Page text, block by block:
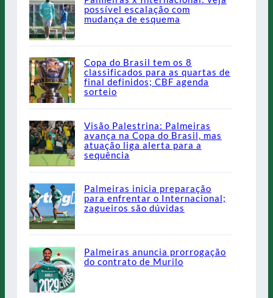
possível escalação com
mudança de esquema
Copa do Brasil tem os 8
classificados para as quartas de
final definidos; CBF agenda
sorteio
Visão Palestrina: Palmeiras
avança na Copa do Brasil, mas
atuação liga alerta para a
sequência
Palmeiras inicia preparação
para enfrentar o Internacional;
zagueiros são dúvidas
Palmeiras anuncia prorrogação
do contrato de Murilo